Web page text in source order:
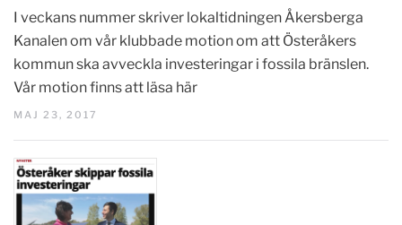
I veckans nummer skriver lokaltidningen Åkersberga
Kanalen om vår klubbade motion om att Österåkers
kommun ska avveckla investeringar i fossila bränslen.
Vår motion finns att läsa här
MAJ 23, 2017